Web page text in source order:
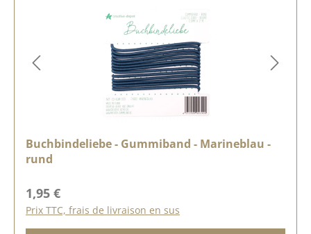
Buchbindeliebe - Gummiband - Marineblau -
rund
Prix régulier :
1,95 €
Prix TTC, frais de livraison en sus